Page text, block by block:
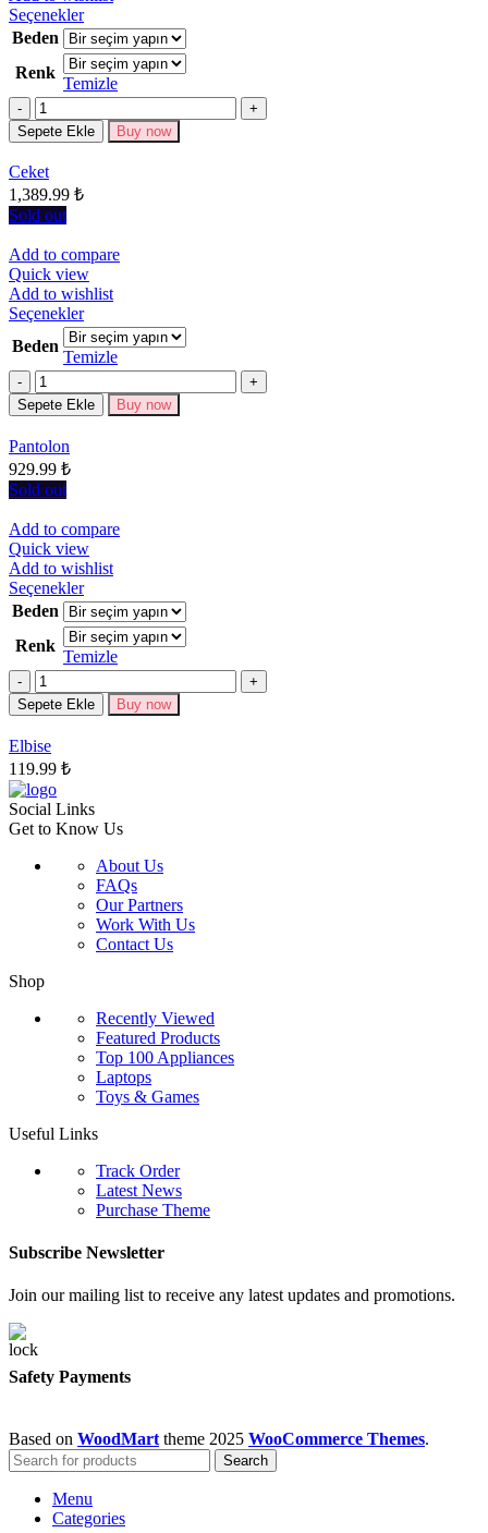
SeçeneklerBu
ürünün
birden
fazla
varyasyonu
Seçenekler
seçilebilir
Beden
Renk
Temizle
Miktar
Sepete Ekle Buy now
Ceket
1,389.99 ₺
Sold out
Add to compare
Quick view
Add to wishlist
SeçeneklerBu
ürünün
birden
fazla
varyasyonu
var.
Beden
Temizle
Miktar
Sepete Ekle Buy now
Pantolon
929.99 ₺
Sold out
Add to compare
Quick view
Add to wishlist
SeçeneklerBu
ürünün
birden
fazla
varyasyonu
Seçenekler
Beden
Renk
Temizle
Miktar
Sepete Ekle Buy now
Elbise
119.99 ₺
Social Links
Get to Know Us
About Us
FAQs
Our Partners
Work With Us
Contact Us
Shop
Recently Viewed
Featured Products
Top 100 Appliances
Laptops
Toys & Games
Useful Links
Track Order
Latest News
Purchase Theme
Subscribe Newsletter
Join our mailing list to receive any latest updates and promotions.
Safety Payments
Based on WoodMart theme 2025 WooCommerce Themes.
Search
Menu
Categories